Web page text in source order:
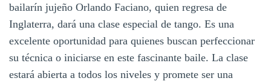
bailarín jujeño Orlando Faciano, quien regresa de
Inglaterra, dará una clase especial de tango. Es una
excelente oportunidad para quienes buscan perfeccionar
su técnica o iniciarse en este fascinante baile. La clase
estará abierta a todos los niveles y promete ser una